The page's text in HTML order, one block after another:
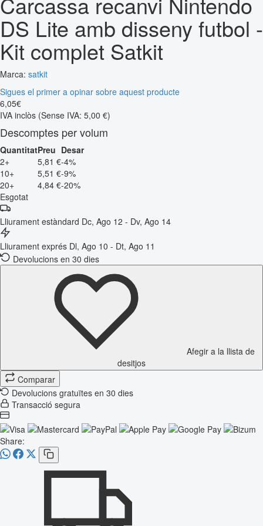
DS Lite amb disseny futbol -
Kit complet Satkit
Marca: satkit
Sigues el primer a opinar sobre aquest producte
6,05€
IVA inclòs (Sense IVA: 5,00 €)
Descomptes per volum
QuantitatPreu Desar
2+
5,81 €-4%
10+
5,51 €-9%
20+
4,84 €-20%
Esgotat
Lliurament estàndard Dc, Ago 12 - Dv, Ago 14
Lliurament exprés Dl, Ago 10 - Dt, Ago 11
Devolucions en 30 dies
Afegir a la llista de
desitjos
Comparar
Devolucions gratuïtes en 30 dies
Transacció segura
Share: